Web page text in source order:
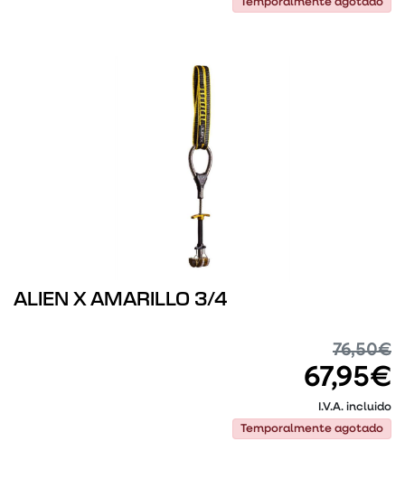
ALIEN X AMARILLO 3/4
76,50€
67,95€
I.V.A. incluido
Temporalmente agotado
Temporalmente agotado